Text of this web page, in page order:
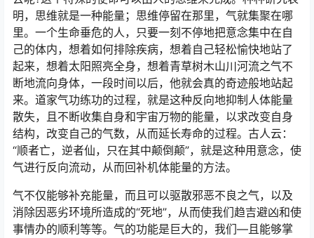
明，思维就是一种能量；思维停留在那里，气就集聚在哪
里。一个生命垂危的人，只要一刻不停地把意念集中在自
己的体内，想着如何排除疾病，想着自己轻松愉快地站了
起来，想着太阳照亮全身，想着青草树木山川河流之气不
断地流向身体，一段时间以后，他就会真的奇迹般地站起
来。道家气功练功的过程，就是这种反向地抑制人体能量
散失，且不断收集自身和宇宙万物的能量，以求改变自身
结构，改变自己的气数，从而延长寿命的过程。古人云：
“顺者亡，逆者仙，只在其中颠倒颠”，就是这种用意念，使
气进行反向流动，从而回补机体能量的方法。
气不仅能够补充能量，而且可以驱散邪恶不良之气，以及
消除因恶劣环境所造成的“死地”，从而使我们趋吉避凶和使
事情办的顺利等等。气的功能是巨大的，我们—且能够掌